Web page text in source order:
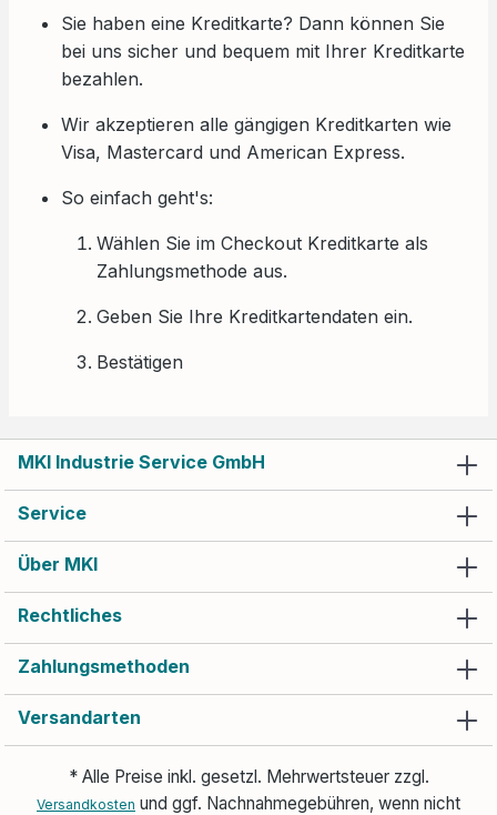
Sie haben eine Kreditkarte? Dann können Sie
bei uns sicher und bequem mit Ihrer Kreditkarte
bezahlen.
Wir akzeptieren alle gängigen Kreditkarten wie
Visa, Mastercard und American Express.
So einfach geht's:
Wählen Sie im Checkout Kreditkarte als
Zahlungsmethode aus.
Geben Sie Ihre Kreditkartendaten ein.
Bestätigen
MKI Industrie Service GmbH
Service
Über MKI
Rechtliches
Zahlungsmethoden
Versandarten
* Alle Preise inkl. gesetzl. Mehrwertsteuer zzgl.
Versandkosten und ggf. Nachnahmegebühren, wenn nicht